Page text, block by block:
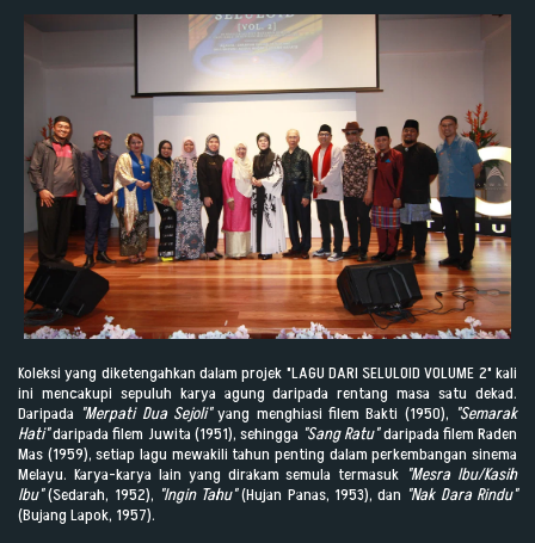
Koleksi yang diketengahkan dalam projek "LAGU DARI SELULOID VOLUME 2" kali
ini mencakupi sepuluh karya agung daripada rentang masa satu dekad.
Daripada "Merpati Dua Sejoli"yang menghiasi filem Bakti (1950), "Semarak
Hati"daripada filem Juwita (1951), sehingga "Sang Ratu"daripada filem Raden
Mas (1959), setiap lagu mewakili tahun penting dalam perkembangan sinema
Melayu. Karya-karya lain yang dirakam semula termasuk "Mesra Ibu/Kasih
Ibu"(Sedarah, 1952), "Ingin Tahu"(Hujan Panas, 1953), dan "Nak Dara Rindu"
(Bujang Lapok, 1957).